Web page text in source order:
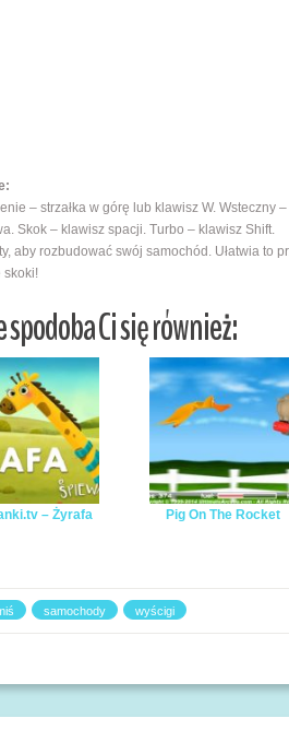
– strzałka w górę lub klawisz W. Wsteczny
Skok – klawisz spacji. Turbo – klawisz Shift.
aby rozbudować swój samochód. Ułatwia to
skoki!
spodoba Ci się również:
– Żyrafa Pig On The Rocket
samochody wyścigi